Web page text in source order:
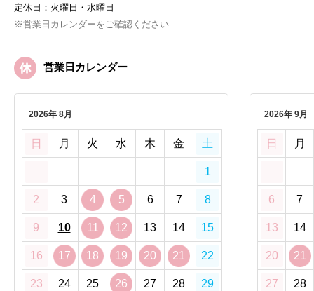
定休日：火曜日・水曜日
※営業日カレンダーをご確認ください
営業日カレンダー
2026年 8月
日 月 火 水 木 金 土
1
2 3 4 5 6 7 8
9 10 11 12 13 14 15
16 17 18 19 20 21 22
23 24 25 26 27 28 29
2026年 9月
日 月
6 7
13 14
20 21
27 28